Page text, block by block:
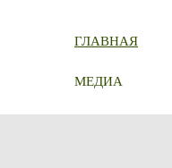
ГЛАВНАЯ
МЕДИА